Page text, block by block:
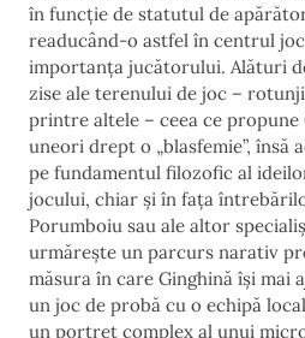
în funcție de statutul de
readucând-o astfel în centrul
importanța jucătorului. Alături
zise ale terenului de joc –
printre altele – ceea ce propune
uneori drept o „blasfemie”, însă
pe fundamentul filozofic al
jocului, chiar și în fața
Porumboiu sau ale altor
urmărește un parcurs narativ
măsura în care Ginghină își mai
un joc de probă cu o echipă
un portret complex al unui